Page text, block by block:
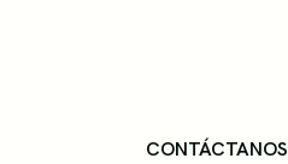
CONTÁCTANOS